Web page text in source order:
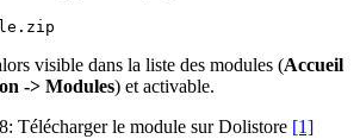
visible dans la liste des modules (Accueil
-> Modules) et activable.
Télécharger le module sur Dolistore [1]